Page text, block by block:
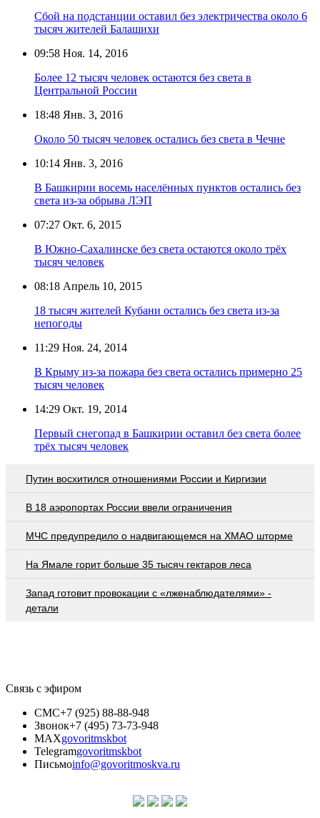
Сбой на подстанции оставил без электричества около 6
тысяч жителей Балашихи
09:58 Ноя. 14, 2016
Более 12 тысяч человек остаются без света в
Центральной России
18:48 Янв. 3, 2016
Около 50 тысяч человек остались без света в Чечне
10:14 Янв. 3, 2016
В Башкирии восемь населённых пунктов остались без
света из-за обрыва ЛЭП
07:27 Окт. 6, 2015
В Южно-Сахалинске без света остаются около трёх
тысяч человек
08:18 Апрель 10, 2015
18 тысяч жителей Кубани остались без света из-за
непогоды
11:29 Ноя. 24, 2014
В Крыму из-за пожара без света остались примерно 25
тысяч человек
14:29 Окт. 19, 2014
Первый снегопад в Башкирии оставил без света более
трёх тысяч человек
Путин восхитился отношениями России и Киргизии
В 18 аэропортах России ввели ограничения
МЧС предупредило о надвигающемся на ХМАО шторме
На Ямале горит больше 35 тысяч гектаров леса
Запад готовит провокации с «лженаблюдателями» -
детали
Связь с эфиром
СМС+7 (925) 88-88-948
Звонок+7 (495) 73-73-948
MAXgovoritmskbot
Telegramgovoritmskbot
Письмоinfo@govoritmoskva.ru